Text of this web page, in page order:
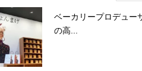
ベーカリープロデュー
の高...